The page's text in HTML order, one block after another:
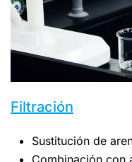
Filtración
Sustitución de